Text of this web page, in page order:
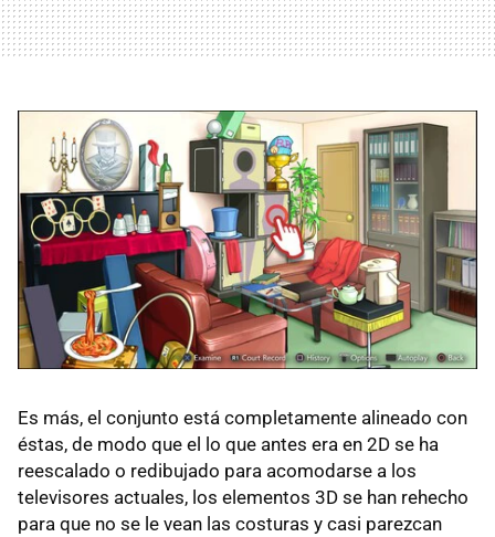
Es más, el conjunto está completamente alineado con
éstas, de modo que el lo que antes era en 2D se ha
reescalado o redibujado para acomodarse a los
televisores actuales, los elementos 3D se han rehecho
para que no se le vean las costuras y casi parezcan